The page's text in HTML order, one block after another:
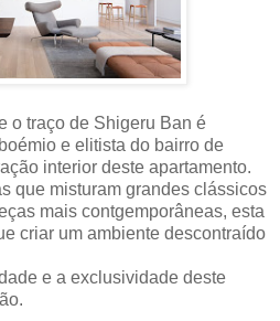
o traço de Shigeru Ban é
e elitista do bairro de
interior deste apartamento.
que misturam grandes clássicos
mais contgemporâneas, esta
criar um ambiente descontraído
e a exclusividade deste